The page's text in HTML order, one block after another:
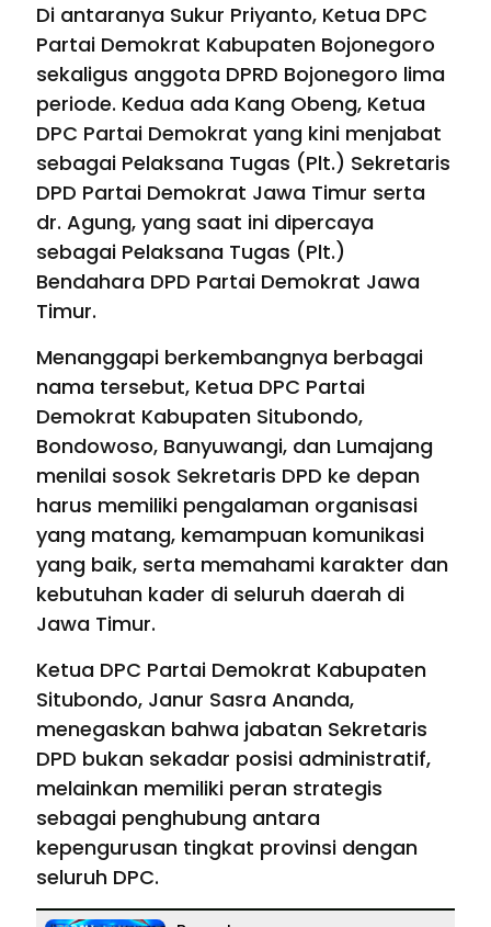
Di antaranya Sukur Priyanto, Ketua DPC
Partai Demokrat Kabupaten Bojonegoro
sekaligus anggota DPRD Bojonegoro lima
periode. Kedua ada Kang Obeng, Ketua
DPC Partai Demokrat yang kini menjabat
sebagai Pelaksana Tugas (Plt.) Sekretaris
DPD Partai Demokrat Jawa Timur serta
dr. Agung, yang saat ini dipercaya
sebagai Pelaksana Tugas (Plt.)
Bendahara DPD Partai Demokrat Jawa
Timur.
Menanggapi berkembangnya berbagai
nama tersebut, Ketua DPC Partai
Demokrat Kabupaten Situbondo,
Bondowoso, Banyuwangi, dan Lumajang
menilai sosok Sekretaris DPD ke depan
harus memiliki pengalaman organisasi
yang matang, kemampuan komunikasi
yang baik, serta memahami karakter dan
kebutuhan kader di seluruh daerah di
Jawa Timur.
Ketua DPC Partai Demokrat Kabupaten
Situbondo, Janur Sasra Ananda,
menegaskan bahwa jabatan Sekretaris
DPD bukan sekadar posisi administratif,
melainkan memiliki peran strategis
sebagai penghubung antara
kepengurusan tingkat provinsi dengan
seluruh DPC.